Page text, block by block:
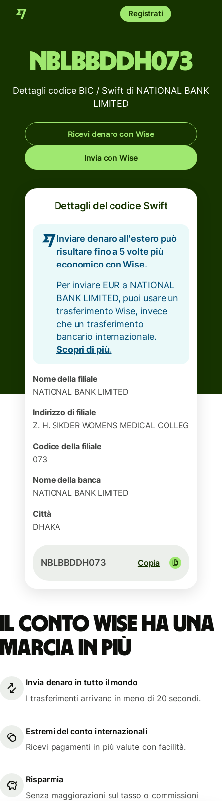
Registrati
NBLBBDDH073
Dettagli codice BIC / Swift di NATIONAL BANK
LIMITED
Ricevi denaro con Wise
Invia con Wise
Dettagli del codice Swift
Inviare denaro all'estero può
risultare fino a 5 volte più
economico con Wise.
Per inviare EUR a NATIONAL
BANK LIMITED, puoi usare un
trasferimento Wise, invece
che un trasferimento
bancario internazionale.
Scopri di più.
Nome della filiale
NATIONAL BANK LIMITED
Indirizzo di filiale
Z. H. SIKDER WOMENS MEDICAL COLLEG
Codice della filiale
073
Nome della banca
NATIONAL BANK LIMITED
Città
DHAKA
NBLBBDDH073 Copia
Il conto Wise ha una
marcia in più
Invia denaro in tutto il mondo
I trasferimenti arrivano in meno di 20 secondi.
Estremi del conto internazionali
Ricevi pagamenti in più valute con facilità.
Risparmia
Senza maggiorazioni sul tasso o commissioni